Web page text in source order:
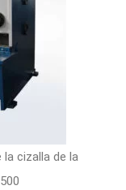
cizalla de la